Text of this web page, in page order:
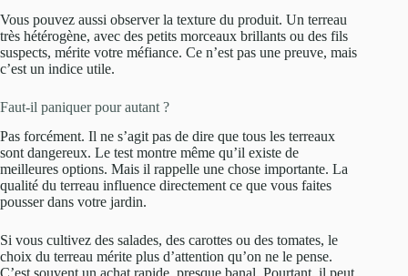
Vous pouvez aussi observer la texture du produit. Un terreau
très hétérogène, avec des petits morceaux brillants ou des fils
suspects, mérite votre méfiance. Ce n’est pas une preuve, mais
c’est un indice utile.
Faut-il paniquer pour autant ?
Pas forcément. Il ne s’agit pas de dire que tous les terreaux
sont dangereux. Le test montre même qu’il existe de
meilleures options. Mais il rappelle une chose importante. La
qualité du terreau influence directement ce que vous faites
pousser dans votre jardin.
Si vous cultivez des salades, des carottes ou des tomates, le
choix du terreau mérite plus d’attention qu’on ne le pense.